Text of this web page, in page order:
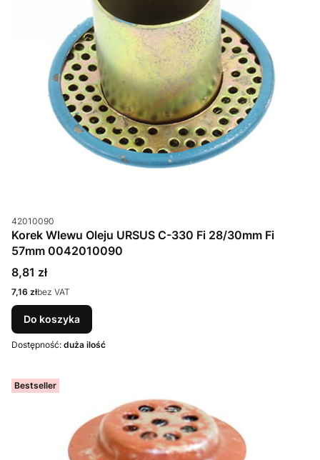
Kod produktu
42010090
Korek Wlewu Oleju URSUS C-330 Fi 28/30mm Fi
57mm 0042010090
Cena
8,81 zł
Cena
7,16 złbez VAT
Do koszyka
Dostępność: duża ilość
Bestseller